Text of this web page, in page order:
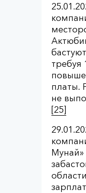
требуя
платы.
не
[25]
Мунай»